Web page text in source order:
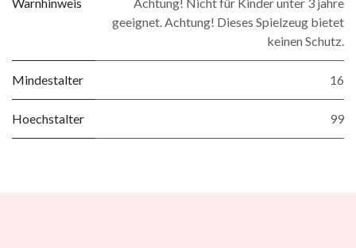
geeignet. Achtung! Dieses Spielzeug bietet
keinen Schutz.
Mindestalter 16
Hoechstalter 99